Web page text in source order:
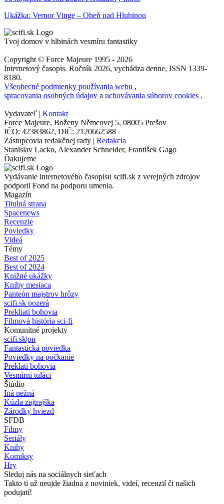
Ukážka: Vernor Vinge – Oheň nad Hlubinou
Tvoj domov v hlbinách vesmíru fantastiky
Copyright © Force Majeure 1995 - 2026
Internetový časopis. Ročník 2026, vychádza denne, ISSN 1339-
8180.
Všeobecné podmienky používania webu ,
spracovania osobných údajov a uchovávania súborov cookies .
Vydavateľ | Kontakt
Force Majeure, Boženy Němcovej 5, 08005 Prešov
IČO: 42383862, DIČ: 2120662588
Zástupcovia redakčnej rady | Redakcia
Stanislav Lacko, Alexander Schneider, František Gago
Ďakujeme
Vydávanie internetového časopisu scifi.sk z verejných zdrojov
podporil Fond na podporu umenia.
Magazín
Titulná strana
Spacenews
Recenzie
Poviedky
Videá
Témy
Best of 2025
Best of 2024
Knižné ukážky
Knihy mesiaca
Panteón majstrov hrôzy
scifi.sk pozerá
Prekliati bohovia
Filmová história sci-fi
Komunitné projekty
scifi.sk|on
Fantastická poviedka
Poviedky na počkanie
Preklati bohovia
Vesmírni tuláci
Štúdio
Iná nežná
Kúzla zajtrajška
Zárodky hviezd
SFDB
Filmy
Seriály
Knihy
Komiksy
Hry
Sleduj nás na sociálnych sieťach
Takto ti už neujde žiadna z noviniek, videí, recenzií či našich
podujatí!